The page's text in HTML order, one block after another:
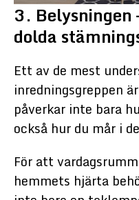
3. Belysningen
dolda
Ett av de mest
inredningsgreppen
påverkar inte bara
också hur du mår i
För att
hemmets hjärta